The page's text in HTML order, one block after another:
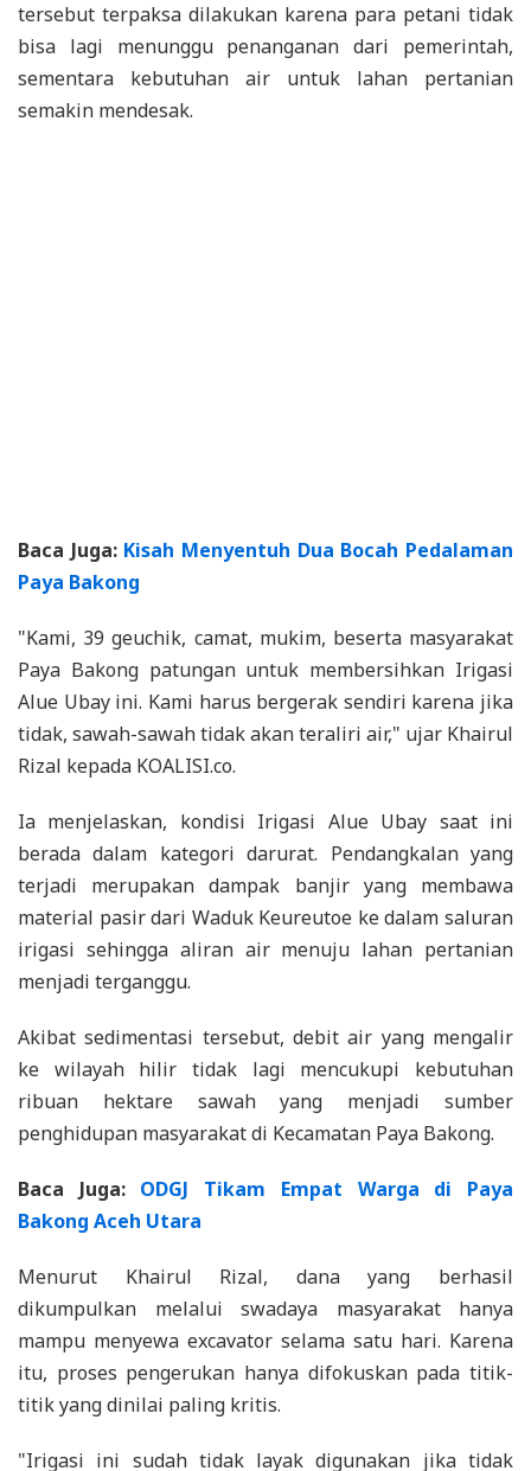
tersebut terpaksa dilakukan karena para petani tidak
bisa lagi menunggu penanganan dari pemerintah,
sementara kebutuhan air untuk lahan pertanian
semakin mendesak.
Baca Juga: Kisah Menyentuh Dua Bocah Pedalaman
Paya Bakong
"Kami, 39 geuchik, camat, mukim, beserta masyarakat
Paya Bakong patungan untuk membersihkan Irigasi
Alue Ubay ini. Kami harus bergerak sendiri karena jika
tidak, sawah-sawah tidak akan teraliri air," ujar Khairul
Rizal kepada KOALISI.co.
Ia menjelaskan, kondisi Irigasi Alue Ubay saat ini
berada dalam kategori darurat. Pendangkalan yang
terjadi merupakan dampak banjir yang membawa
material pasir dari Waduk Keureutoe ke dalam saluran
irigasi sehingga aliran air menuju lahan pertanian
menjadi terganggu.
Akibat sedimentasi tersebut, debit air yang mengalir
ke wilayah hilir tidak lagi mencukupi kebutuhan
ribuan hektare sawah yang menjadi sumber
penghidupan masyarakat di Kecamatan Paya Bakong.
Baca Juga: ODGJ Tikam Empat Warga di Paya
Bakong Aceh Utara
Menurut Khairul Rizal, dana yang berhasil
dikumpulkan melalui swadaya masyarakat hanya
mampu menyewa excavator selama satu hari. Karena
itu, proses pengerukan hanya difokuskan pada titik-
titik yang dinilai paling kritis.
"Irigasi ini sudah tidak layak digunakan jika tidak